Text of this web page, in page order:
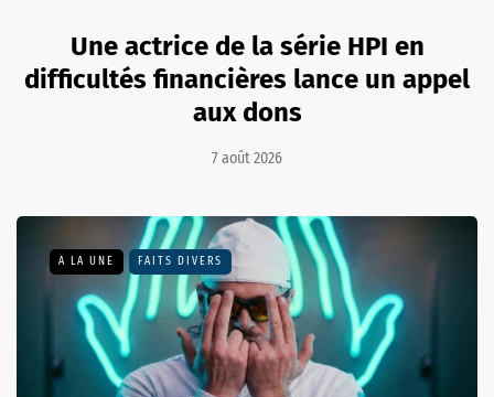
Une actrice de la série HPI en
difficultés financières lance un appel
aux dons
7 août 2026
A LA UNE FAITS DIVERS